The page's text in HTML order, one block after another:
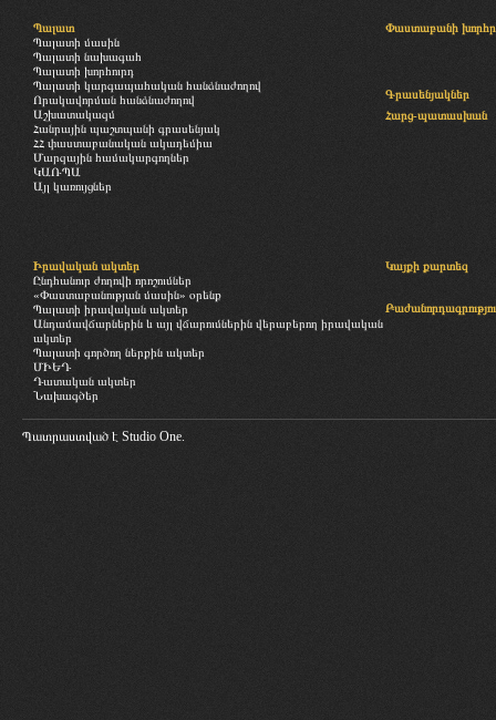
Պալատ
Պալատի մասին
Պալատի նախագահ
Պալատի խորհուրդ
Պալատի կարգապահական հանձնաժողով
Որակավորման հանձնաժողով
Աշխատակազմ
Հանրային պաշտպանի գրասենյակ
ՀՀ փաստաբանական ակադեմիա
Մարզային համակարգողներ
ԿԱՌՊԱ
Այլ կառույցներ
Փաստաբանի
Գրասենյակներ
Հարց-պատասխան
Իրավական ակտեր
Ընդհանուր ժողովի որոշումներ
«Փաստաբանության մասին» օրենք
Պալատի իրավական ակտեր
Անդամավճարներին և այլ վճարումներին վերաբերող իրավական
ակտեր
Պալատի գործող ներքին ակտեր
ՄԻԵԴ
Դատական ակտեր
Նախագծեր
Կայքի քարտեզ
Պատրաստված է Studio One.